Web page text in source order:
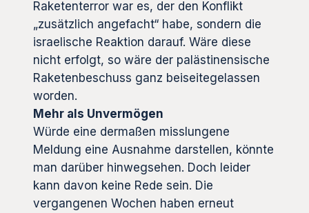
Raketenterror war es, der den Konflikt
„zusätzlich angefacht“ habe, sondern die
israelische Reaktion darauf. Wäre diese
nicht erfolgt, so wäre der palästinensische
Raketenbeschuss ganz beiseitegelassen
worden.
Mehr als Unvermögen
Würde eine dermaßen misslungene
Meldung eine Ausnahme darstellen, könnte
man darüber hinwegsehen. Doch leider
kann davon keine Rede sein. Die
vergangenen Wochen haben erneut